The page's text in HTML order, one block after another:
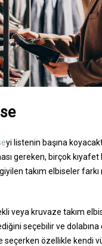
yi listenin başına
gereken, birçok
takım elbiseler
veya kruvaze takım
seçebilir ve dolabına
seçerken özellikle kendi